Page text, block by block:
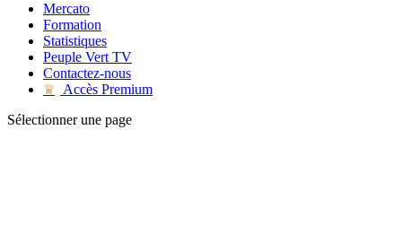
Mercato
Formation
Statistiques
Peuple Vert TV
Contactez-nous
♛
Accès Premium
Sélectionner une page